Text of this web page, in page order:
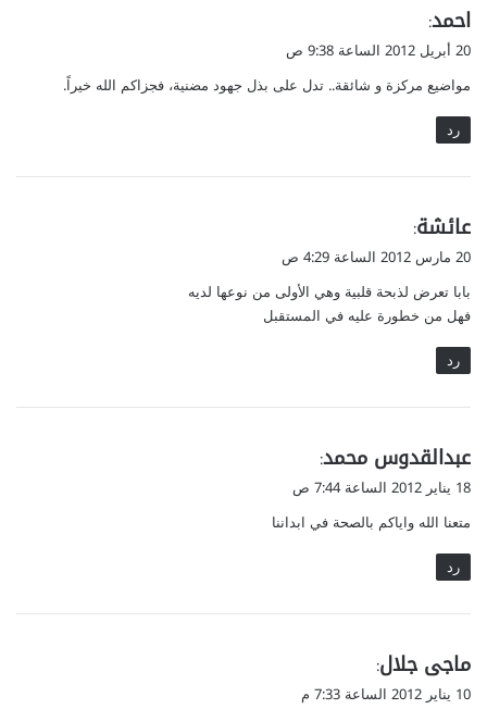
ي
ق
ل
احمد:
20 أبريل 2012 الساعة 9:38 ص
مواضيع مركزة و شائقة.. تدل على بذل جهود مضنية، فجزاكم الله خيراً.
رد
ي
ق
ل
عائشة:
20 مارس 2012 الساعة 4:29 ص
بابا تعرض لذبحة قلبية وهي الأولى من نوعها لديه
فهل من خطورة عليه في المستقبل
رد
ي
ق
ل
عبدالقدوس محمد:
18 يناير 2012 الساعة 7:44 ص
متعنا الله واياكم بالصحة في ابداننا
رد
ي
ق
ماجى جلال:
10 يناير 2012 الساعة 7:33 م